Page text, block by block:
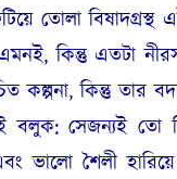
তোলা বিষাদগ্রস্থ
কিন্তু এতটা
কল্পনা, কিন্তু তার
বলুক: সেজন্যই তো
ভালো শৈলী